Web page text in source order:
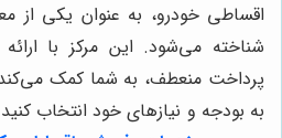
اقساطی خودرو، به عنوان یکی از
شناخته می‌شود. این مرکز با
پرداخت منعطف، به شما کمک می‌کند
به بودجه و نیازهای خود انتخاب